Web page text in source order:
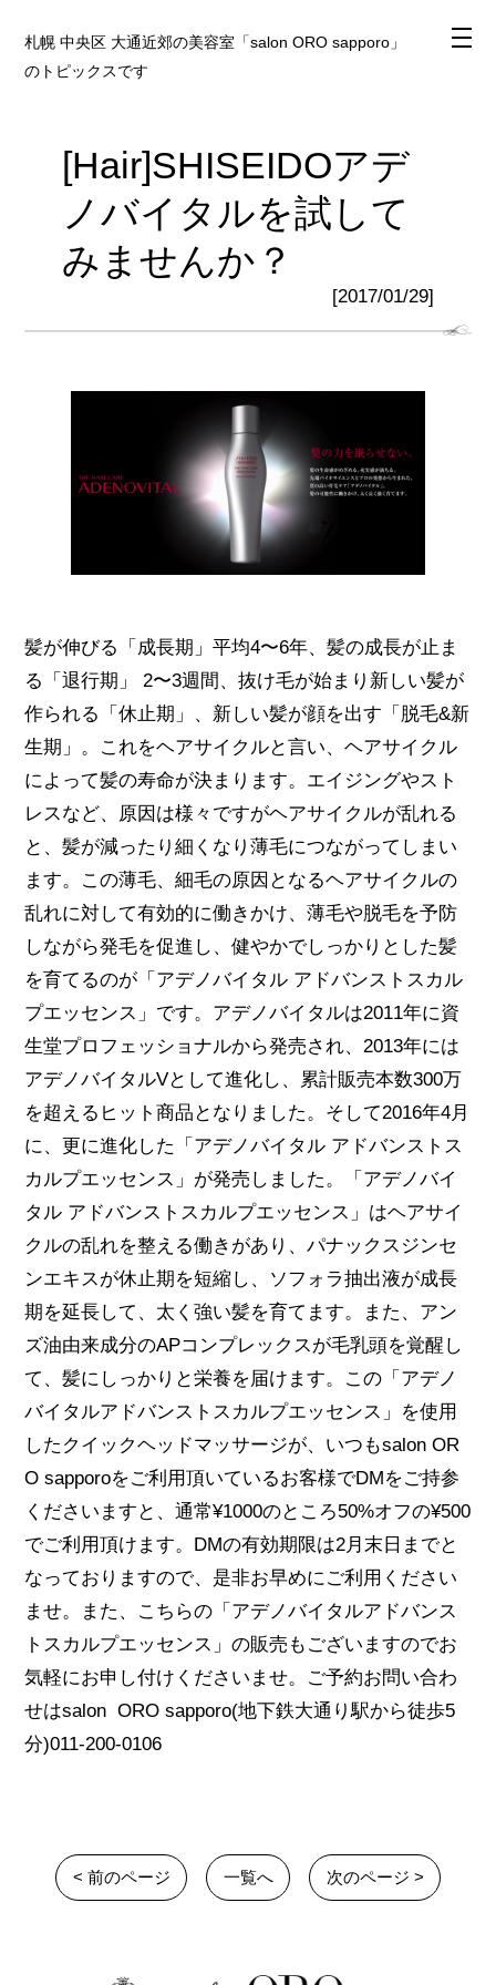
札幌 中央区 大通近郊の美容室「salon ORO sapporo」
のトピックスです
[Hair]SHISEIDOアデ
ノバイタルを試して
みませんか？
[2017/01/29]
髪が伸びる「成長期」平均4〜6年、髪の成長が止ま
る「退行期」 2〜3週間、抜け毛が始まり新しい髪が
作られる「休止期」、新しい髪が顔を出す「脱毛&新
生期」。これをヘアサイクルと言い、ヘアサイクル
によって髪の寿命が決まります。エイジングやスト
レスなど、原因は様々ですがヘアサイクルが乱れる
と、髪が減ったり細くなり薄毛につながってしまい
ます。この薄毛、細毛の原因となるヘアサイクルの
乱れに対して有効的に働きかけ、薄毛や脱毛を予防
しながら発毛を促進し、健やかでしっかりとした髪
を育てるのが「アデノバイタル アドバンストスカル
プエッセンス」です。アデノバイタルは2011年に資
生堂プロフェッショナルから発売され、2013年には
アデノバイタルVとして進化し、累計販売本数300万
を超えるヒット商品となりました。そして2016年4月
に、更に進化した「アデノバイタル アドバンストス
カルプエッセンス」が発売しました。「アデノバイ
タル アドバンストスカルプエッセンス」はヘアサイ
クルの乱れを整える働きがあり、パナックスジンセ
ンエキスが休止期を短縮し、ソフォラ抽出液が成長
期を延長して、太く強い髪を育てます。また、アン
ズ油由来成分のAPコンプレックスが毛乳頭を覚醒し
て、髪にしっかりと栄養を届けます。この「アデノ
バイタルアドバンストスカルプエッセンス」を使用
したクイックヘッドマッサージが、いつもsalon OR
O sapporoをご利用頂いているお客様でDMをご持参
くださいますと、通常¥1000のところ50%オフの¥500
でご利用頂けます。DMの有効期限は2月末日までと
なっておりますので、是非お早めにご利用ください
ませ。また、こちらの「アデノバイタルアドバンス
トスカルプエッセンス」の販売もございますのでお
気軽にお申し付けくださいませ。ご予約お問い合わ
せはsalon ORO sapporo(地下鉄大通り駅から徒歩5
分)011-200-0106
< 前のページ 一覧へ 次のページ >